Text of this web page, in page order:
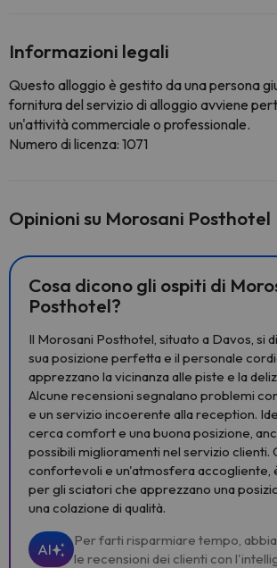
Informazioni legali
Questo alloggio è gestito da una persona
fornitura del servizio di alloggio avviene
un'attività commerciale o professionale.
Numero di licenza: 1071
Opinioni su Morosani Posthotel
Cosa dicono gli ospiti di
Posthotel?
Il Morosani Posthotel, situato a Davos, si
sua posizione perfetta e il personale
apprezzano la vicinanza alle piste e la
Alcune recensioni segnalano problemi
e un servizio incoerente alla reception.
cerca comfort e una buona posizione,
possibili miglioramenti nel servizio clienti.
confortevoli e un'atmosfera accogliente,
per gli sciatori che apprezzano una
una colazione di qualità.
AI
Per farti risparmiare tempo,
le recensioni dei clienti con